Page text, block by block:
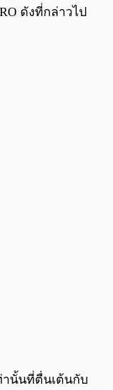
ดังที่กล่าวไป
านั้นที่ตื่นเต้นกับ